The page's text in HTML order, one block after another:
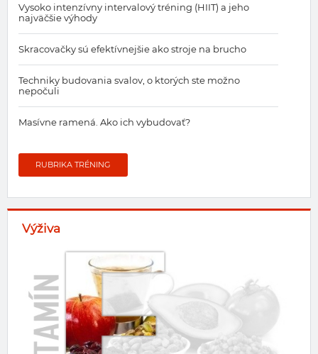
Vysoko intenzívny intervalový tréning (HIIT) a jeho
najväčšie výhody
Skracovačky sú efektívnejšie ako stroje na brucho
Techniky budovania svalov, o ktorých ste možno
nepočuli
Masívne ramená. Ako ich vybudovať?
RUBRIKA TRÉNING
Výživa